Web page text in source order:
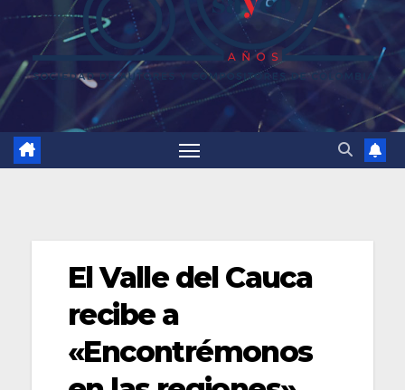
El Valle del Cauca
recibe a
«Encontrémonos